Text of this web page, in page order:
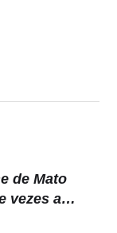
de Mato
vezes a